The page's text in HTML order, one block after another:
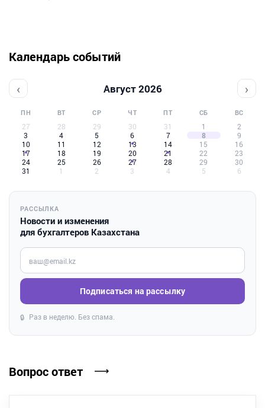
Календарь событий
‹ Август 2026 ›
ПН ВТ СР ЧТ ПТ СБ ВС
27 28 29 30 31 1
2
3
4 5 6 7 8
9
10
11 12 13 14 15
16
17
18 19 20 21 22
23
24
25 26 27 28 29
30
31
1 2 3 4 5 6
РАССЫЛКА
Новости и изменения
для бухгалтеров Казахстана
Введите ваш e-mail
Подписаться на рассылку
🔒 Раз в неделю. Без спама.
Вопрос ответ